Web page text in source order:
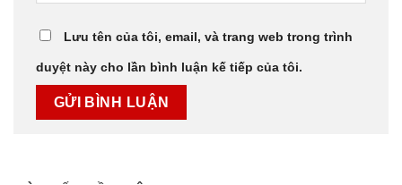
Lưu tên của tôi, email, và trang web trong trình
duyệt này cho lần bình luận kế tiếp của tôi.